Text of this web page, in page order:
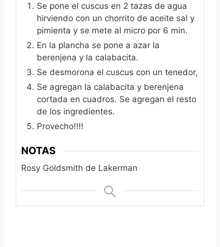
Se pone el cuscus en 2 tazas de agua
hirviendo con un chorrito de aceite sal y
pimienta y se mete al micro por 6 min.
En la plancha se pone a azar la
berenjena y la calabacita.
Se desmorona el cuscus con un tenedor,
Se agregan la calabacita y berenjena
cortada en cuadros. Se agregan el resto
de los ingredientes.
Provecho!!!!
NOTAS
Rosy Goldsmith de Lakerman‎